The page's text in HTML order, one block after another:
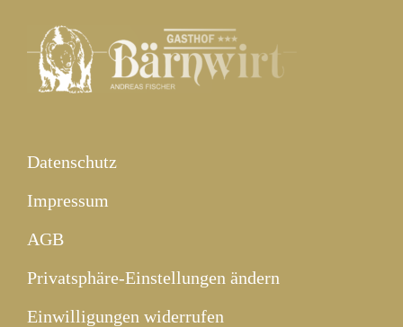
Datenschutz
Impressum
AGB
Privatsphäre-Einstellungen ändern
Einwilligungen widerrufen